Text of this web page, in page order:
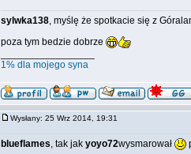
sylwka138, myślę że spotkacie się z
poza tym bedzie dobrze
1% dla mojego syna
Wysłany: 25 Wrz 2014, 19:31
blueflames, tak jak yoyo72wysmarował